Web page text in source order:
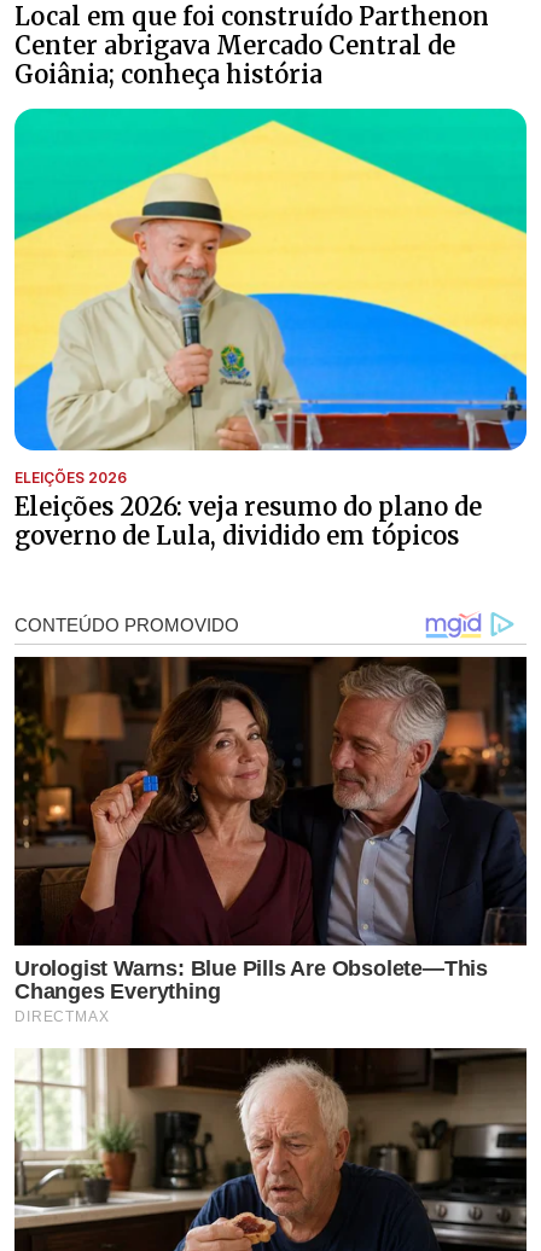
Local em que foi construído Parthenon
Center abrigava Mercado Central de
Goiânia; conheça história
ELEIÇÕES 2026
Eleições 2026: veja resumo do plano de
governo de Lula, dividido em tópicos